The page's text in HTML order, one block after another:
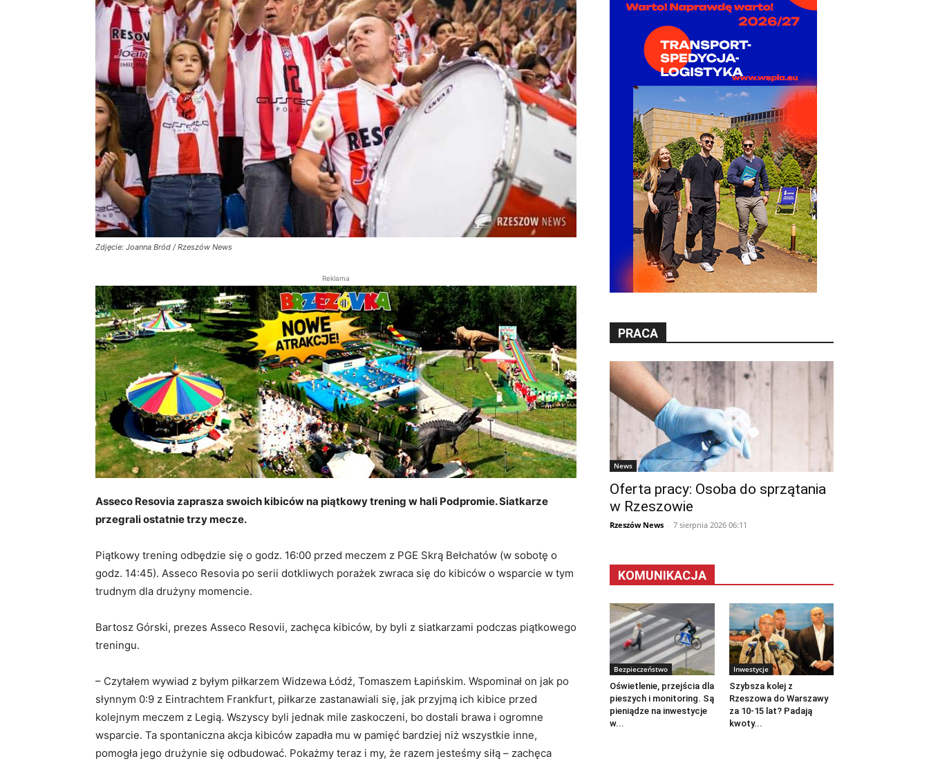
Zdjęcie: Joanna Bród / Rzeszów News
Reklama
Asseco Resovia zaprasza swoich kibiców na piątkowy trening w hali Podpromie. Siatkarze
przegrali ostatnie trzy mecze.
Piątkowy trening odbędzie się o godz. 16:00 przed meczem z PGE Skrą Bełchatów (w sobotę o
godz. 14:45). Asseco Resovia po serii dotkliwych porażek zwraca się do kibiców o wsparcie w tym
trudnym dla drużyny momencie.
Bartosz Górski, prezes Asseco Resovii, zachęca kibiców, by byli z siatkarzami podczas piątkowego
treningu.
– Czytałem wywiad z byłym piłkarzem Widzewa Łódź, Tomaszem Łapińskim. Wspominał on jak po
słynnym 0:9 z Eintrachtem Frankfurt, piłkarze zastanawiali się, jak przyjmą ich kibice przed
kolejnym meczem z Legią. Wszyscy byli jednak mile zaskoczeni, bo dostali brawa i ogromne
wsparcie. Ta spontaniczna akcja kibiców zapadła mu w pamięć bardziej niż wszystkie inne,
pomogła jego drużynie się odbudować. Pokażmy teraz i my, że razem jesteśmy siłą – zachęca
PRACA
News
Oferta pracy: Osoba do sprzątania
w Rzeszowie
Rzeszów News - 7 sierpnia 2026 06:11
KOMUNIKACJA
Bezpieczeństwo
Oświetlenie, przejścia dla
pieszych i monitoring. Są
pieniądze na inwestycje
w...
Inwestycje
Szybsza kolej z
Rzeszowa do Warszawy
za 10-15 lat? Padają
kwoty...